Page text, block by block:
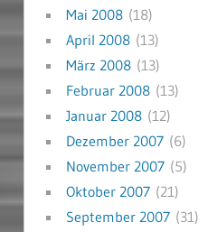
Mai 2008(18)
April 2008(13)
März 2008(13)
Februar 2008(13)
Januar 2008(12)
Dezember 2007(6)
November 2007(5)
Oktober 2007(21)
September 2007(31)